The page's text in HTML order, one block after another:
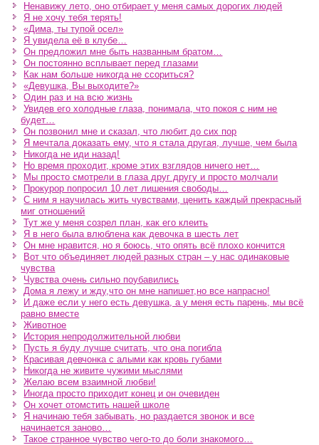
Ненавижу лето, оно отбирает у меня самых дорогих людей
Я не хочу тебя терять!
«Дима, ты тупой осел»
Я увидела её в клубе…
Он предложил мне быть названным братом…
Он постоянно всплывает перед глазами
Как нам больше никогда не ссориться?
«Девушка, Вы выходите?»
Один раз и на всю жизнь
Увидев его холодные глаза, понимала, что покоя с ним не
будет…
Он позвонил мне и сказал, что любит до сих пор
Я мечтала доказать ему, что я стала другая, лучше, чем была
Никогда не иди назад!
Но время проходит, кроме этих взглядов ничего нет…
Мы просто смотрели в глаза друг другу и просто молчали
Прокурор попросил 10 лет лишения свободы…
С ним я научилась жить чувствами, ценить каждый прекрасный
миг отношений
Тут же у меня созрел план, как его клеить
Я в него была влюблена как девочка в шесть лет
Он мне нравится, но я боюсь, что опять всё плохо кончится
Вот что объединяет людей разных стран – у нас одинаковые
чувства
Чувства очень сильно поубавились
Дома я лежу и жду,что он мне напишет,но все напрасно!
И даже если у него есть девушка, а у меня есть парень, мы всё
равно вместе
Животное
История непродолжительной любви
Пусть я буду лучше считать, что она погибла
Красивая девчонка с алыми как кровь губами
Никогда не живите чужими мыслями
Желаю всем взаимной любви!
Иногда просто приходит конец и он очевиден
Он хочет отомстить нашей школе
Я начинаю тебя забывать, но раздается звонок и все
начинается заново…
Такое странное чувство чего-то до боли знакомого…